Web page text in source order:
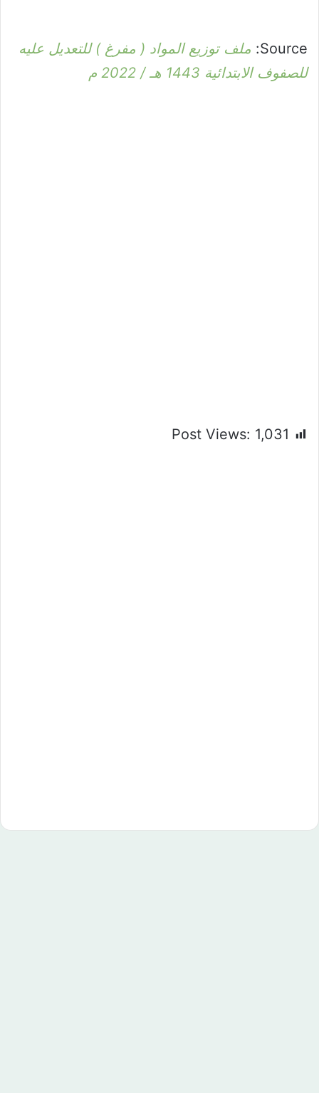
Source: ملف توزيع المواد ( مفرغ ) للتعديل عليه
للصفوف الابتدائية 1443 هـ / 2022 م
Post Views: 1,031